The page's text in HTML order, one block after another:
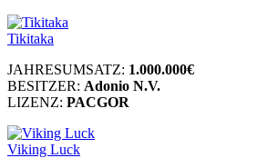
Tikitaka
JAHRESUMSATZ: 1.000.000€
BESITZER: Adonio N.V.
LIZENZ: PACGOR
Viking Luck